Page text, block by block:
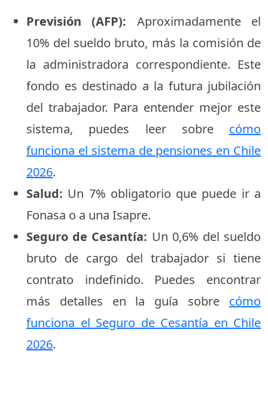
Previsión (AFP): Aproximadamente el
10% del sueldo bruto, más la comisión de
la administradora correspondiente. Este
fondo es destinado a la futura jubilación
del trabajador. Para entender mejor este
sistema, puedes leer sobre cómo
funciona el sistema de pensiones en Chile
2026.
Salud: Un 7% obligatorio que puede ir a
Fonasa o a una Isapre.
Seguro de Cesantía: Un 0,6% del sueldo
bruto de cargo del trabajador si tiene
contrato indefinido. Puedes encontrar
más detalles en la guía sobre cómo
funciona el Seguro de Cesantía en Chile
2026.